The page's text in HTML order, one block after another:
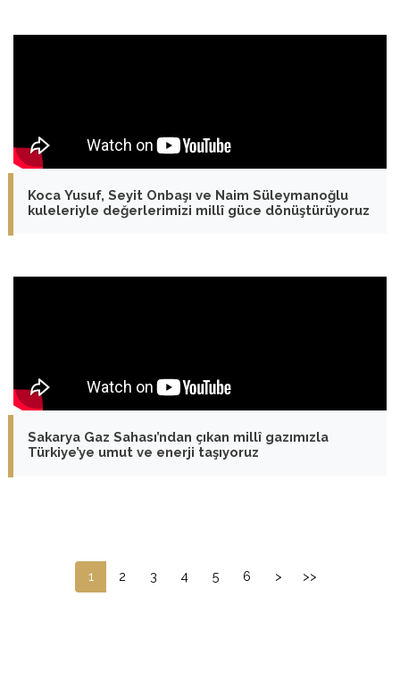
Koca Yusuf, Seyit Onbaşı ve Naim Süleymanoğlu
kuleleriyle değerlerimizi millî güce dönüştürüyoruz
Sakarya Gaz Sahası’ndan çıkan millî gazımızla
Türkiye’ye umut ve enerji taşıyoruz
1 2 3 4 5 6 > >>